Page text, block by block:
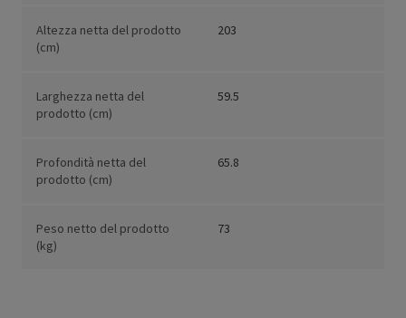
Altezza netta del prodotto
(cm)
203
Larghezza netta del
prodotto (cm)
59.5
Profondità netta del
prodotto (cm)
65.8
Peso netto del prodotto
(kg)
73